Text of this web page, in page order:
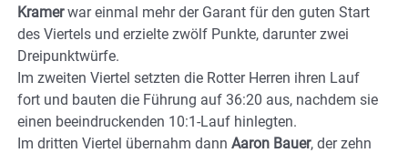
Kramerwar einmal mehr der Garant für den guten Start
des Viertels und erzielte zwölf Punkte, darunter zwei
Dreipunktwürfe.
Im zweiten Viertel setzten die Rotter Herren ihren Lauf
fort und bauten die Führung auf 36:20 aus, nachdem sie
einen beeindruckenden 10:1-Lauf hinlegten.
Im dritten Viertel übernahm dann Aaron Bauer, der zehn